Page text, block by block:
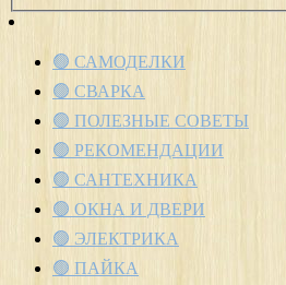
🟢 САМОДЕЛКИ
🟢 СВАРКА
🟢 ПОЛЕЗНЫЕ СОВЕТЫ
🟢 РЕКОМЕНДАЦИИ
🟢 САНТЕХНИКА
🟢 ОКНА И ДВЕРИ
🟢 ЭЛЕКТРИКА
🟢 ПАЙКА